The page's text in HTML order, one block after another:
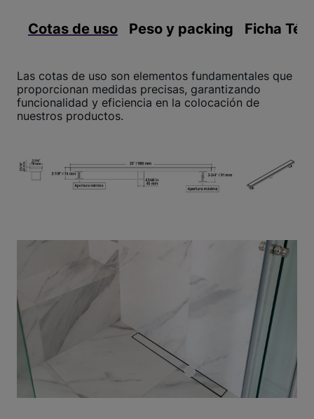
Cotas de uso Peso y packing Ficha
Las cotas de uso son elementos fundamentales que
proporcionan medidas precisas, garantizando
funcionalidad y eficiencia en la colocación de
nuestros productos.